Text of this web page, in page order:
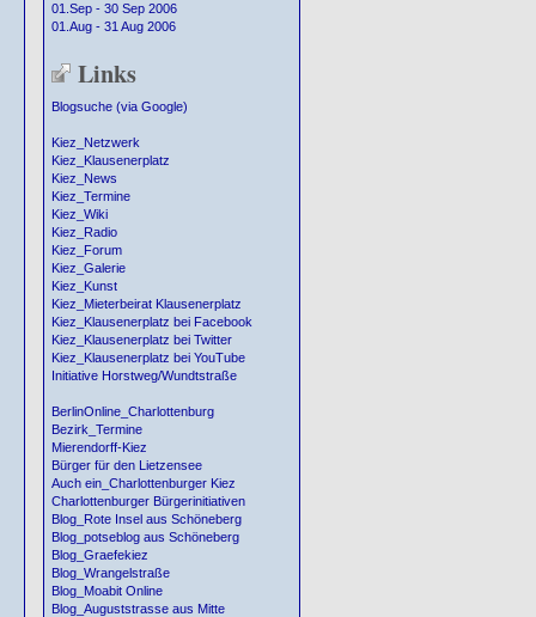
01.Sep - 30 Sep 2006
01.Aug - 31 Aug 2006
Links
Blogsuche (via Google)
Kiez_Netzwerk
Kiez_Klausenerplatz
Kiez_News
Kiez_Termine
Kiez_Wiki
Kiez_Radio
Kiez_Forum
Kiez_Galerie
Kiez_Kunst
Kiez_Mieterbeirat Klausenerplatz
Kiez_Klausenerplatz bei Facebook
Kiez_Klausenerplatz bei Twitter
Kiez_Klausenerplatz bei YouTube
Initiative Horstweg/Wundtstraße
BerlinOnline_Charlottenburg
Bezirk_Termine
Mierendorff-Kiez
Bürger für den Lietzensee
Auch ein_Charlottenburger Kiez
Charlottenburger Bürgerinitiativen
Blog_Rote Insel aus Schöneberg
Blog_potseblog aus Schöneberg
Blog_Graefekiez
Blog_Wrangelstraße
Blog_Moabit Online
Blog_Auguststrasse aus Mitte